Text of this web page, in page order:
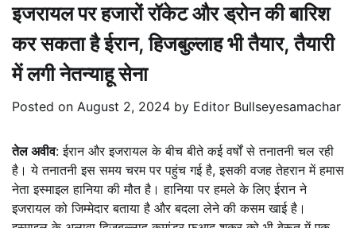
इजरायल पर हजारों रॉकेट और ड्रोन की बारिश
कर सकता है ईरान, हिजबुल्लाह भी तैयार, तैयारी
में लगी नेतन्‍याहू सेना
Posted on August 2, 2024 by Editor Bullseyesamachar
तेल अवीव: ईरान और इजरायल के बीच बीते कई वर्षों से तनातनी चल रही
है। ये तनातनी इस समय चरम पर पहुंच गई है, इसकी वजह तेहरान में हमास
नेता इस्माइल हानिया की मौत है। हानिया पर हमले के लिए ईरान ने
इजरायल को जिम्मेदार बताया है और बदला लेने की कसम खाई है।